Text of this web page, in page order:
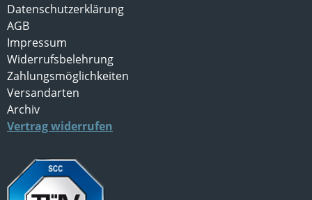
Datenschutzerklärung
AGB
Impressum
Widerrufsbelehrung
Zahlungsmöglichkeiten
Versandarten
Archiv
Vertrag widerrufen